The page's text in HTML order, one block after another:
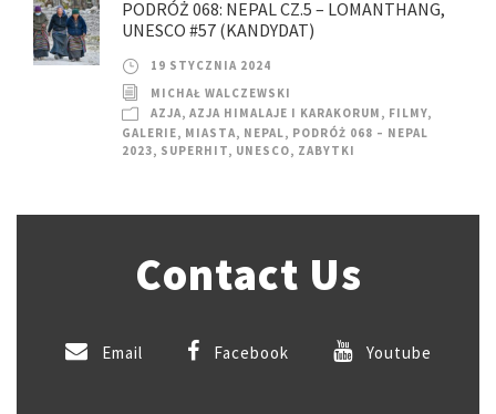
PODRÓŻ 068: NEPAL CZ.5 – LOMANTHANG,
UNESCO #57 (KANDYDAT)
19 STYCZNIA 2024
MICHAŁ WALCZEWSKI
AZJA, AZJA HIMALAJE I KARAKORUM , FILMY,
GALERIE, MIASTA, NEPAL, PODRÓŻ 068 – NEPAL
2023, SUPERHIT, UNESCO, ZABYTKI
Contact Us
Email Facebook Youtube